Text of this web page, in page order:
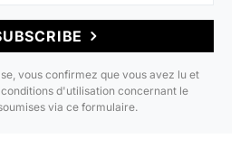
vous confirmez que vous avez lu et
d'utilisation concernant le
via ce formulaire.